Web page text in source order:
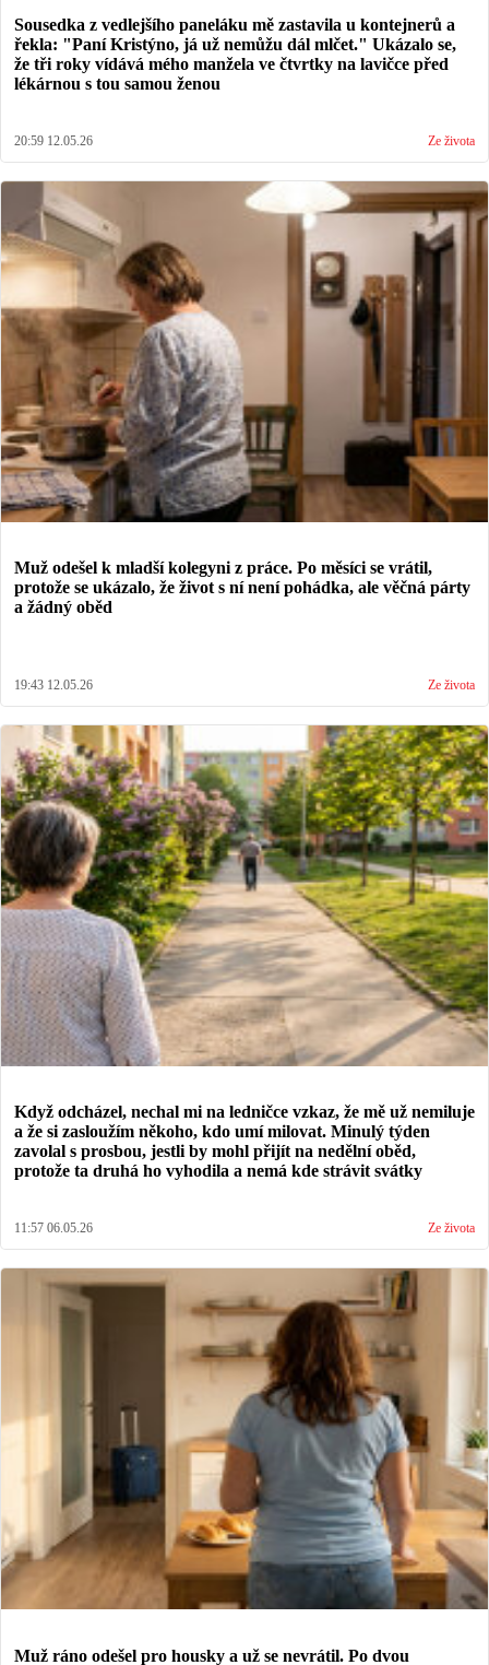
Sousedka z vedlejšího paneláku mě zastavila u kontejnerů a
řekla: "Paní Kristýno, já už nemůžu dál mlčet." Ukázalo se,
že tři roky vídává mého manžela ve čtvrtky na lavičce před
lékárnou s tou samou ženou
20:59 12.05.26 Ze života
Muž odešel k mladší kolegyni z práce. Po měsíci se vrátil,
protože se ukázalo, že život s ní není pohádka, ale věčná párty
a žádný oběd
19:43 12.05.26 Ze života
Když odcházel, nechal mi na ledničce vzkaz, že mě už nemiluje
a že si zasloužím někoho, kdo umí milovat. Minulý týden
zavolal s prosbou, jestli by mohl přijít na nedělní oběd,
protože ta druhá ho vyhodila a nemá kde strávit svátky
11:57 06.05.26 Ze života
Muž ráno odešel pro housky a už se nevrátil. Po dvou